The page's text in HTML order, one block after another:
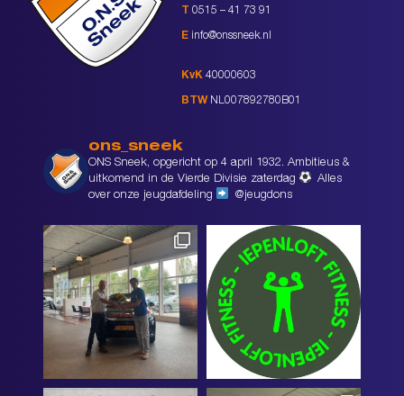
0515 – 41 73 91
E info@onssneek.nl
KvK 40000603
BTW NL007892780B01
ons_sneek
ONS Sneek, opgericht op 4 april 1932. Ambitieus &
uitkomend in de Vierde Divisie zaterdag
Alles
over onze jeugdafdeling
@jeugdons